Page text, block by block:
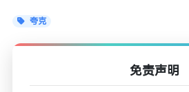
夸克
免责声明